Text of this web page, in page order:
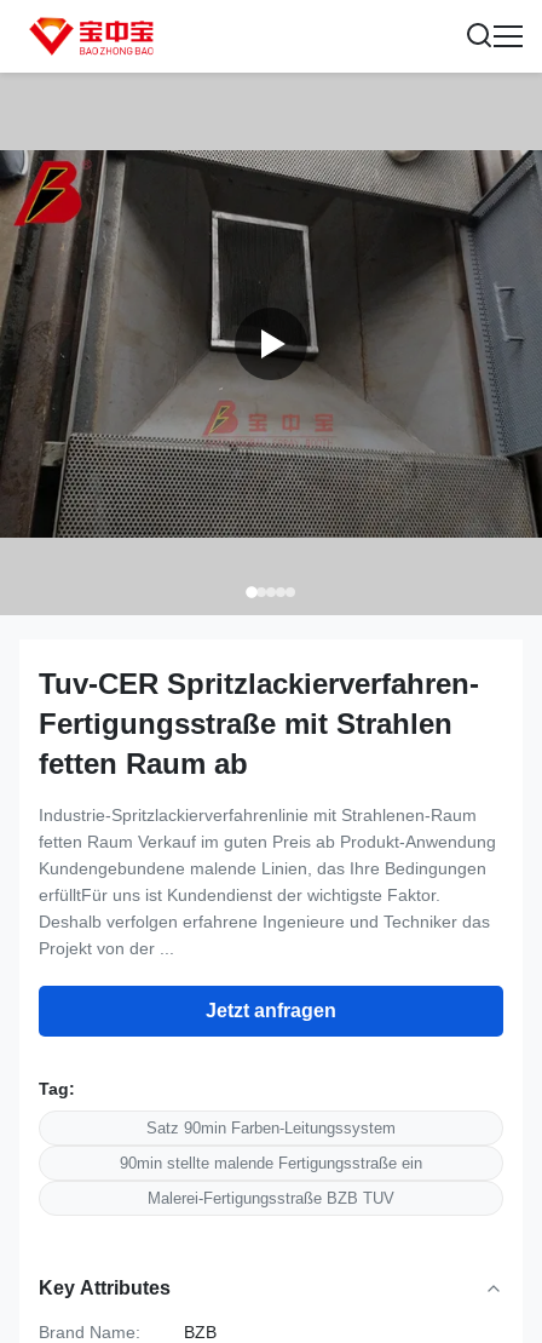
Tuv-CER Spritzlackierverfahren-
Fertigungsstraße mit Strahlen
fetten Raum ab
Industrie-Spritzlackierverfahrenlinie mit Strahlenen-Raum
fetten Raum Verkauf im guten Preis ab Produkt-Anwendung
Kundengebundene malende Linien, das Ihre Bedingungen
erfülltFür uns ist Kundendienst der wichtigste Faktor.
Deshalb verfolgen erfahrene Ingenieure und Techniker das
Projekt von der ...
Jetzt anfragen
Tag:
Satz 90min Farben-Leitungssystem
90min stellte malende Fertigungsstraße ein
Malerei-Fertigungsstraße BZB TUV
Key Attributes
Brand Name:
BZB